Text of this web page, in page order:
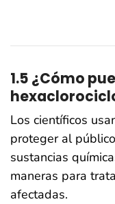
1.5 ¿Cómo
Los científicos
proteger al
sustancias
maneras para
afectadas.